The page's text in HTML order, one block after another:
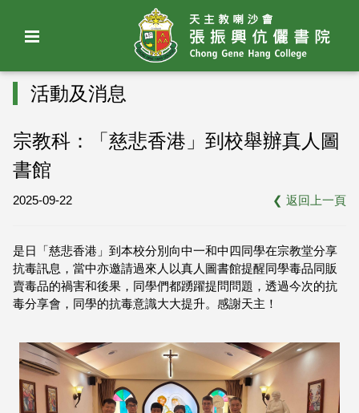
活動及消息
宗教科：「慈悲香港」到校舉辦真人圖
書館
2025-09-22 ❮ 返回上一頁
是日「慈悲香港」到本校分別向中一和中四同學在宗教堂分享
抗毒訊息，當中亦邀請過來人以真人圖書館提醒同學毒品同販
賣毒品的禍害和後果，同學們都踴躍提問問題，透過今次的抗
毒分享會，同學的抗毒意識大大提升。感謝天主！